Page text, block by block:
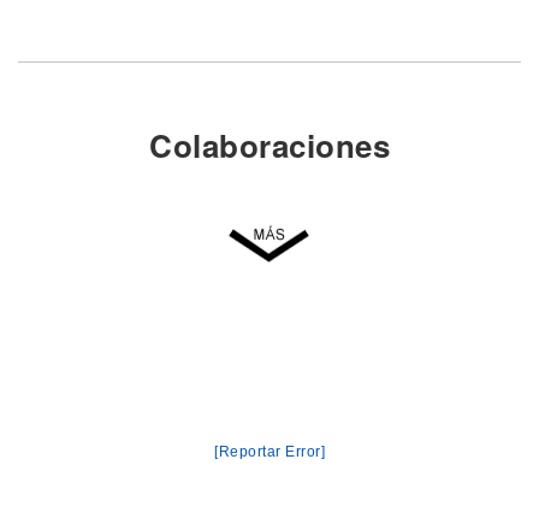
Colaboraciones
[Reportar Error]